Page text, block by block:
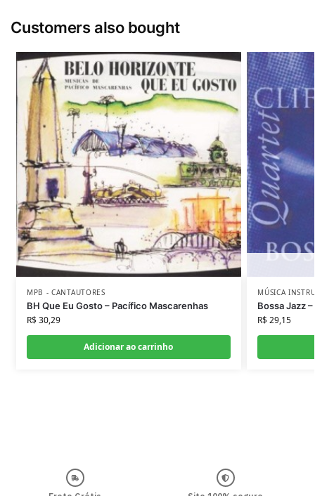
Customers also bought
MPB - CANTAUTORES
BH Que Eu Gosto – Pacífico Mascarenhas
R$30,29
Adicionar ao carrinho
MÚSICA
Bossa Jazz
R$29,15